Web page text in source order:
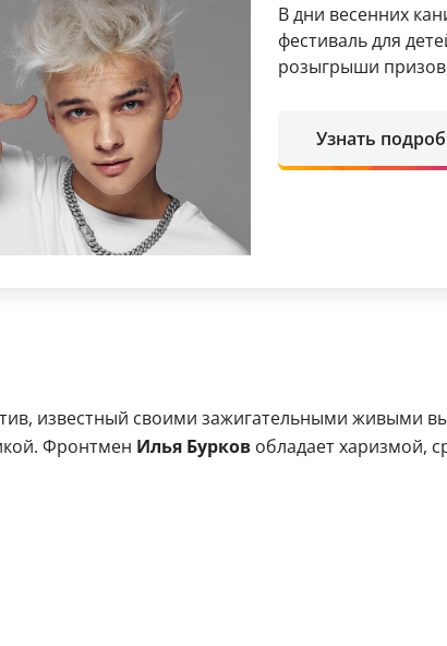
В дни весенних
фестиваль для
розыгрыши
Узнать
известный своими зажигательными
Фронтмен Илья Бурковобладает харизмой,